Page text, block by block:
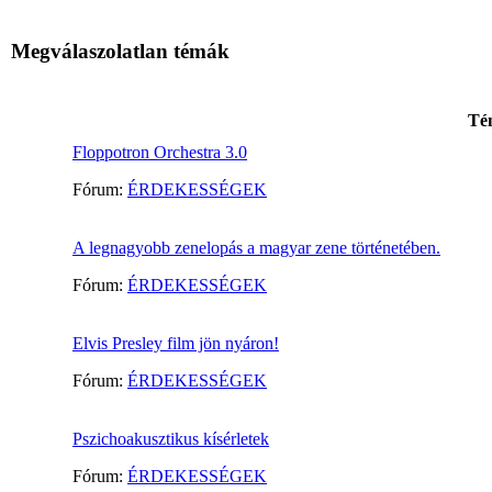
Megválaszolatlan témák
Floppotron Orchestra 3.0
Fórum: ÉRDEKESSÉGEK
A legnagyobb zenelopás a magyar zene történetében.
Fórum: ÉRDEKESSÉGEK
Elvis Presley film jön nyáron!
Fórum: ÉRDEKESSÉGEK
Pszichoakusztikus kísérletek
Fórum: ÉRDEKESSÉGEK